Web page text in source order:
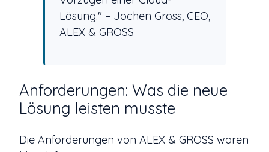
Lösung." – Jochen Gross, CEO,
ALEX & GROSS
Anforderungen: Was die neue
Lösung leisten musste
Die Anforderungen von ALEX & GROSS waren